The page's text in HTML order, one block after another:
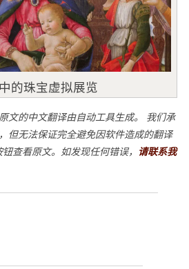
的珠宝虚拟展览
文的中文翻译由自动工具生成。 我们承
但无法保证完全避免因软件造成的翻译
查看原文。如发现任何错误， 请联系我